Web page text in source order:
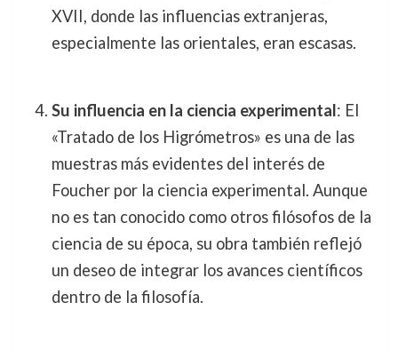
XVII, donde las influencias extranjeras,
especialmente las orientales, eran escasas.
Su influencia en la ciencia experimental: El
«Tratado de los Higrómetros» es una de las
muestras más evidentes del interés de
Foucher por la ciencia experimental. Aunque
no es tan conocido como otros filósofos de la
ciencia de su época, su obra también reflejó
un deseo de integrar los avances científicos
dentro de la filosofía.